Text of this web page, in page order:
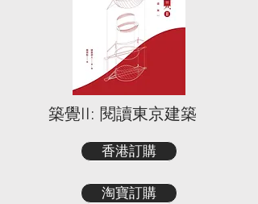
築覺II: 閱讀東京建築
香港訂購
淘寶訂購